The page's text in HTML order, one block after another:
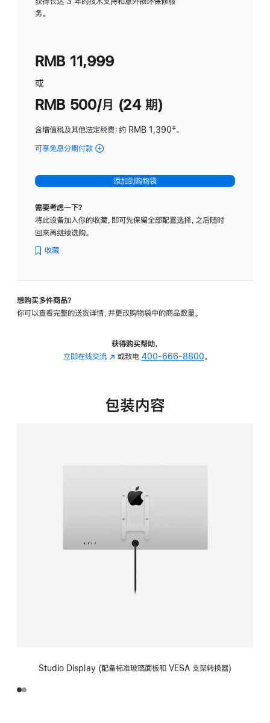
务。
RMB 11,999
或
RMB 500/月 (24 期)
含增值税及其他法定税费：约 RMB 1,390脚
‡。
可享免息分期付款 (Studio
-
标
璃
转
的
添加到购物袋
需要考虑一下？
将此设备加入你的收藏，即可先保留全部配置选择，之后随时
回来再继续选购。
收藏
想购买多件商品？
你可以查看完整的送货详情，并更改购物袋中的商品数量。
获得购买帮助，
立即在线交流 (在
中
或致电 400-666-8800。
包装内容
Studio Display (配备标准玻璃面板和 VESA 支架转换器)